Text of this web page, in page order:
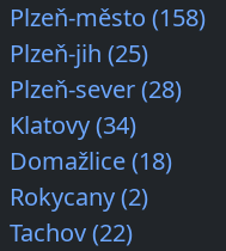
Plzeň-město (158)
Plzeň-jih (25)
Plzeň-sever (28)
Klatovy (34)
Domažlice (18)
Rokycany (2)
Tachov (22)